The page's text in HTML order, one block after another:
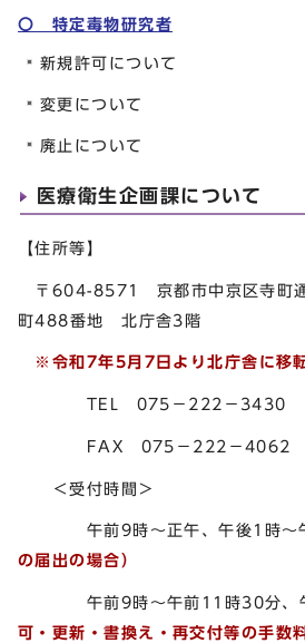
〇 特定毒物研究者
新規許可について
変更について
廃止について
医療衛生企画課について
【住所等】
〒604-8571 京都市中京区寺町通
町488番地 北庁舎3階
※令和7年5月7日より北庁舎に移
TEL 075－222－3430 （薬
FAX 075－222－4062
＜受付時間＞
午前9時～正午、午後1時～
の届出の場合）
午前9時～午前11時30分、午
可・更新・書換え・再交付等の手数